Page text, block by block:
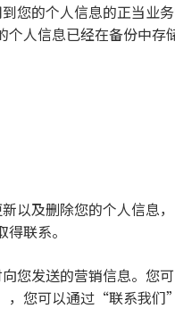
您的个人信息的正当业
人信息已经在备份中存
以及删除您的个人信息
联系。
您发送的营销信息。
，您可以通过“联系我们